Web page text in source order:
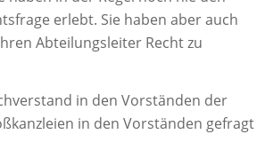
erlebt. Sie haben aber auch
Abteilungsleiter Recht zu
in den Vorständen der
in den Vorständen gefragt